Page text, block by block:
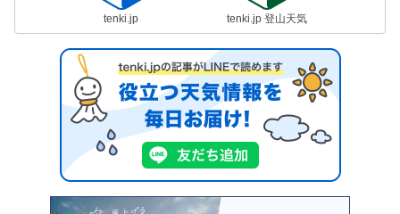
tenki.jp tenki.jp 登山天気